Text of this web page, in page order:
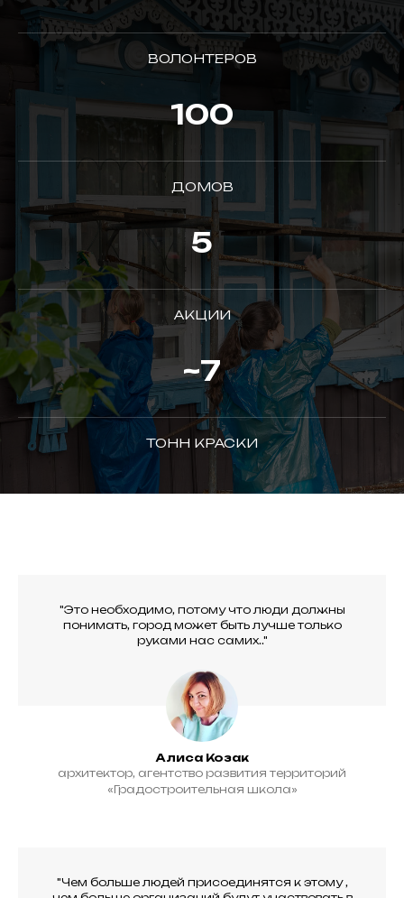
ВОЛОНТЕРОВ
100
ДОМОВ
5
АКЦИИ
~7
ТОНН КРАСКИ
"Это необходимо, потому что люди должны
понимать, город может быть лучше только
руками нас самих.."
Алиса Козак
архитектор, агентство развития территорий
«Градостроительная школа»
"Чем больше людей присоединятся к этому ,